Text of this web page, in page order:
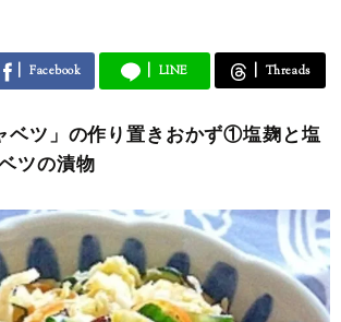
Facebook LINE Threads
ベツ」の作り置きおかず①塩麹と塩
ツの漬物